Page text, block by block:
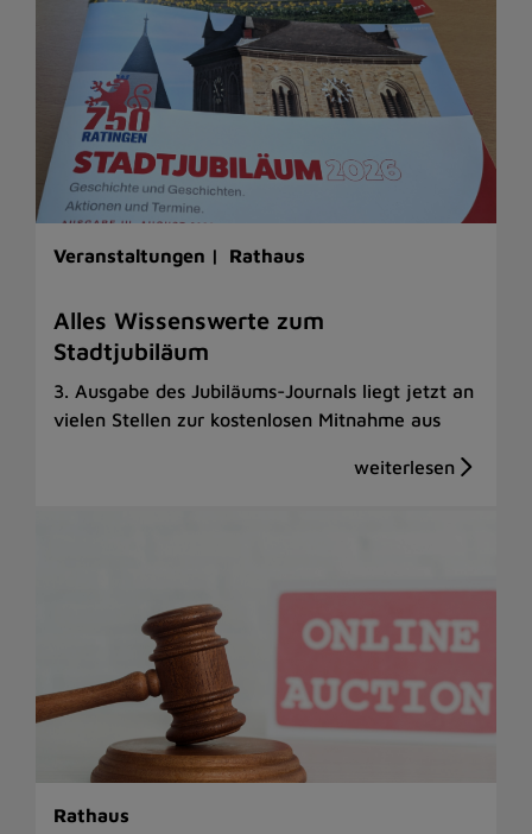
Veranstaltungen | Rathaus
Alles Wissenswerte zum
Stadtjubiläum
3. Ausgabe des Jubiläums-Journals liegt jetzt an
vielen Stellen zur kostenlosen Mitnahme aus
Rathaus